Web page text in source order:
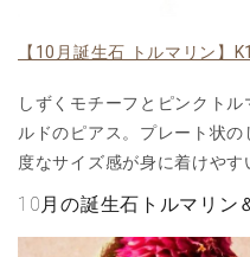
【10月誕生石 トルマリン】
しずくモチーフとピンクト
ルドのピアス。プレート状
度なサイズ感が身に着けやす
10月の誕生石トルマリン